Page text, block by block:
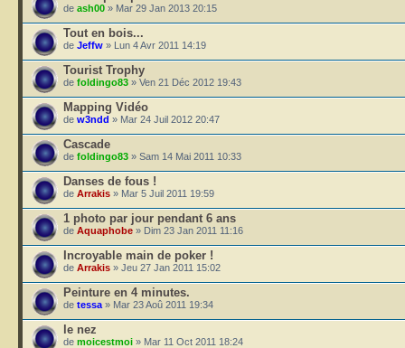
de ash00 » Mar 29 Jan 2013 20:15
Tout en bois...
de Jeffw » Lun 4 Avr 2011 14:19
Tourist Trophy
de foldingo83 » Ven 21 Déc 2012 19:43
Mapping Vidéo
de w3ndd » Mar 24 Juil 2012 20:47
Cascade
de foldingo83 » Sam 14 Mai 2011 10:33
Danses de fous !
de Arrakis » Mar 5 Juil 2011 19:59
1 photo par jour pendant 6 ans
de Aquaphobe » Dim 23 Jan 2011 11:16
Incroyable main de poker !
de Arrakis » Jeu 27 Jan 2011 15:02
Peinture en 4 minutes.
de tessa » Mar 23 Aoû 2011 19:34
le nez
de moicestmoi » Mar 11 Oct 2011 18:24